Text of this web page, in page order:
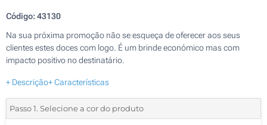
Código:43130
Na sua próxima promoção não se esqueça de oferecer aos seus
clientes estes doces com logo. É um brinde económico mas com
impacto positivo no destinatário.
+ Descrição+ Características
Passo 1. Selecione a cor do produto